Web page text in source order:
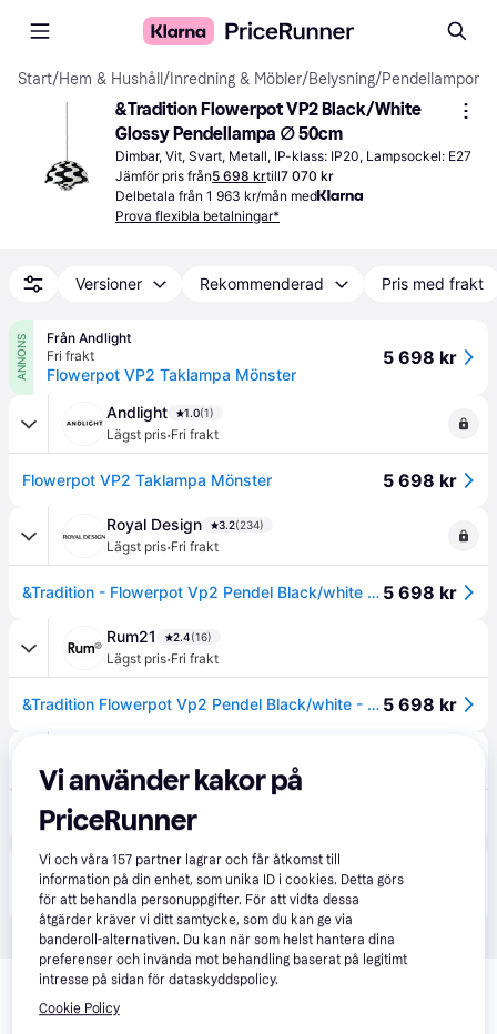
Start/Hem & Hushåll / Inredning & Möbler/Belysning/Pendellampor
&Tradition Flowerpot VP2 Black/White
Glossy Pendellampa ∅ 50cm
Dimbar, Vit, Svart, Metall, IP-klass: IP20, Lampsockel: E27
Jämför pris från5 698 krtill7 070 kr
Delbetala från 1 963 kr/mån med
Prova flexibla betalningar*
Versioner Rekommenderad Pris med frakt
ANNONS
Från Andlight
Fri frakt
Flowerpot VP2 Taklampa Mönster
5 698 kr
Andlight 1.0(1)
Lägst pris·Fri frakt
Flowerpot VP2 Taklampa Mönster 5 698 kr
Royal Design 3.2(234)
Lägst pris·Fri frakt
&Tradition - Flowerpot Vp2 Pendel Black/white - Svart 5 698 kr
Rum21 2.4(16)
Lägst pris·Fri frakt
&Tradition Flowerpot Vp2 Pendel Black/white - Pendellampor Stål Svart - 133083A170 5 698 kr
9 kr frakt,3-4 dagar
Produkten finns även hos 2 butiker som valt att inte
samarbeta med PriceRunner.
Relaterade produkter
Vi har plockat fram ett urval av produkter som kanske skulle
Vi använder kakor på
PriceRunner
Vi och våra157 partner lagrar och får åtkomst till
information på din enhet, som unika ID i cookies. Detta görs
för att behandla personuppgifter. För att vidta dessa
åtgärder kräver vi ditt samtycke, som du kan ge via
banderoll-alternativen. Du kan när som helst hantera dina
preferenser och invända mot behandling baserat på legitimt
intresse på sidan för dataskyddspolicy.
Cookie Policy